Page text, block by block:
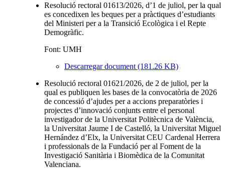
Resolució rectoral 01613/2026, d’1 de juliol, per la qual
es concedixen les beques per a pràctiques d’estudiants
del Ministeri per a la Transició Ecològica i el Repte
Demogràfic.
Font: UMH
Descarregar document (181.26 KB)
Resolució rectoral 01621/2026, de 2 de juliol, per la
qual es publiquen les bases de la convocatòria de 2026
de concessió d’ajudes per a accions preparatòries i
projectes d’innovació conjunts entre el personal
investigador de la Universitat Politècnica de València,
la Universitat Jaume I de Castelló, la Universitat Miguel
Hernández d’Elx, la Universitat CEU Cardenal Herrera
i professionals de la Fundació per al Foment de la
Investigació Sanitària i Biomèdica de la Comunitat
Valenciana.